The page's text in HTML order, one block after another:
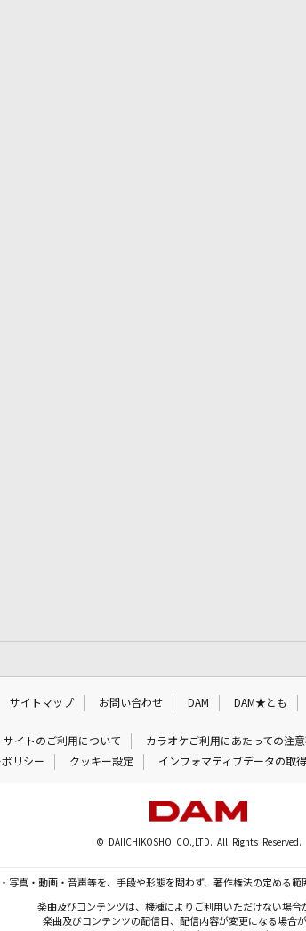
サイトマップ お問い合わせ DAM DAM★とも
サイトのご利用について カラオケご利用にあたっての注
リシー クッキー設定 インフォマティブデータの取
© DAIICHIKOSHO CO.,LTD. All Rights Reserved.
写真・動画・音声等を、手段や形態を問わず、著作権法の定める
楽曲及びコンテンツは、機種によりご利用いただけない場合
楽曲及びコンテンツの配信日、配信内容が変更になる場合が